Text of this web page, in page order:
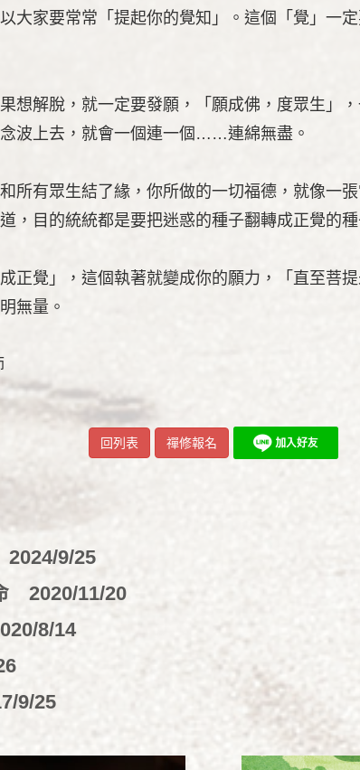
大家要常常「提起你的覺知」。這個「覺」一
想解脫，就一定要發願，「願成佛，度眾生」
波上去，就會一個連一個……連綿無盡。
所有眾生結了緣，你所做的一切福德，就像一
，目的統統都是要把迷惑的種子翻轉成正覺的
正覺」，這個執著就變成你的願力，「直至菩
無量。
回列表 禪修報名
2024/9/25
2020/11/20
8/14
9/25